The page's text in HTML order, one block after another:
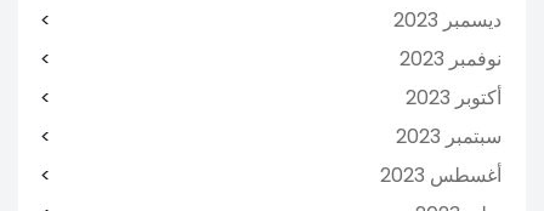
ديسمبر 2023
نوفمبر 2023
أكتوبر 2023
سبتمبر 2023
أغسطس 2023